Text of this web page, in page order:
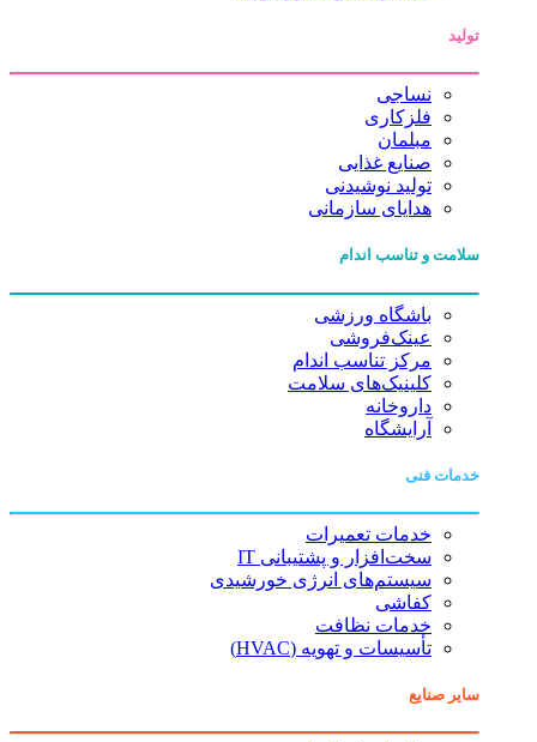
تولید
نساجی
فلزکاری
مبلمان
صنایع غذایی
تولید نوشیدنی
هدایای سازمانی
سلامت و تناسب اندام
باشگاه ورزشی
عینک‌فروشی
مرکز تناسب اندام
کلینیک‌های سلامت
داروخانه
آرایشگاه
خدمات فنی
خدمات تعمیرات
سخت‌افزار و پشتیبانی IT
سیستم‌های انرژی خورشیدی
کفاشی
خدمات نظافت
تأسیسات و تهویه (HVAC)
سایر صنایع